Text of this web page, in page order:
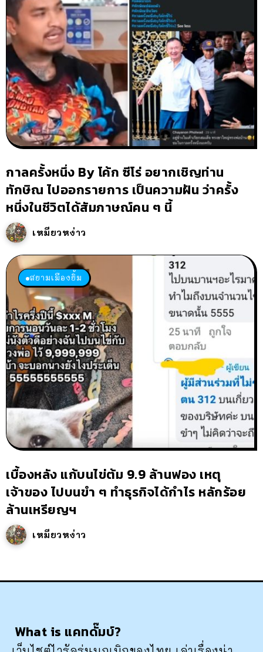
กาลครั้งหนึ่ง By โค้ก ซีโร่ อยากเชิญท่าน
ทักษิณ ไปออกรายการ เป็นความฝัน ว่าครั้ง
หนึ่งในชีวิตได้สัมภาษณ์คน ๆ นี้
เหมียวหง่าว
สยามเมืองยิ้ม
เบื้องหลัง แก้บนไข่ต้ม 9.9 ล้านฟอง เหตุ
เจ้าของ ไปบนขำ ๆ ทำธุรกิจได้กำไร หลักร้อย
ล้านเหรียญฯ
เหมียวหง่าว
What is แคทดั๊มบ์?